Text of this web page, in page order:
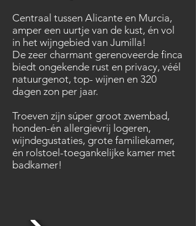
Centraal tussen Alicante en Murcia,
amper een uurtje van de kust, én vol
in het wijngebied van Jumilla!
De zeer charmant gerenoveerde finca
biedt ongekende rust en privacy, véél
natuurgenot, top- wijnen en 320
dagen zon per jaar.
Troeven zijn súper groot zwembad,
honden-én allergievrij logeren,
wijndegustaties, grote familiekamer,
én rolstoel-toegankelijke kamer met
badkamer!